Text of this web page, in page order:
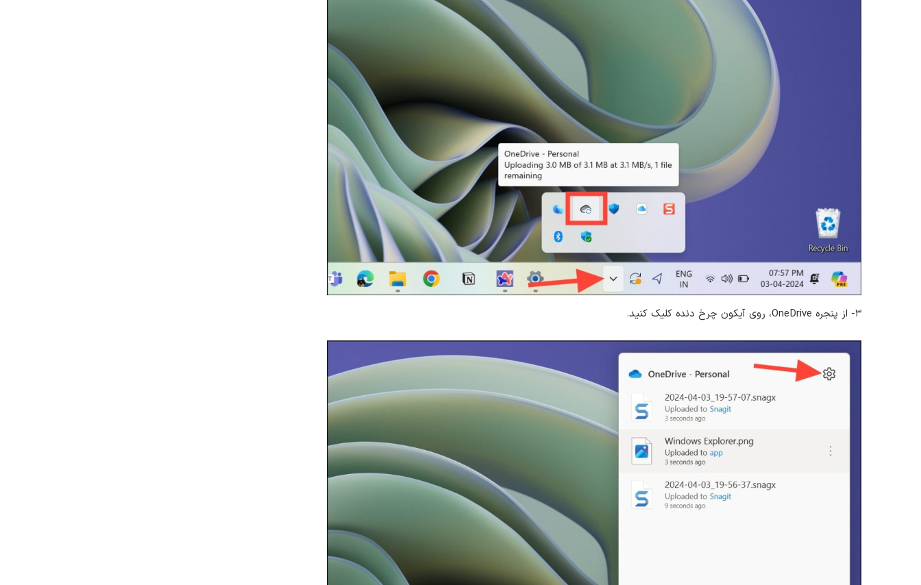
۳- از پنجره OneDrive، روی آیکون چرخ دنده کلیک کنید.